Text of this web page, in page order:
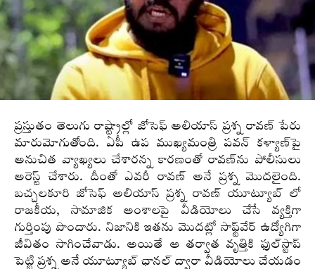
ప్రస్తుతం తెలుగు రాష్ట్రాల్లో జోసెఫ్ అలియాస్ ప్రశ్న రావణ్‌ పేరు
మారుమోగుతోంది. ఏపీ ఉప ముఖ్యమంత్రి ప‌వ‌న్ క‌ళ్యాణ్‌పై
అనుచిత వ్యాఖ్యలు చేశార‌న్న కార‌ణంతో రావ‌ణ్‌ను పోలీసులు
అరెస్ట్ చేశారు. దీంతో ఎవ‌రీ రావ‌ణ్ అనే ప్రశ్న మొదలైంది.
బచ్చలకూరి జోసెఫ్ అలియాస్ ప్రశ్న రావణ్ యూట్యూబ్ లో
రాజకీయ, సామాజిక అంశాలపై వీడియోలు చేసే వ్యక్తిగా
గుర్తింపు పొందారు. నిజానికి ఇత‌ను మొద‌ట్లో సాఫ్ట్‌వేర్ ఉద్యోగిగా
జీవితం సాగించేవాడు. అయితే ఆ త‌ర్వాత వృత్తికి ఫుల్‌స్టాప్
పెట్టి ప్రశ్న అనే యూట్యూబ్ ఛాన‌ల్ ద్వారా వీడియోలు చేయ‌డం